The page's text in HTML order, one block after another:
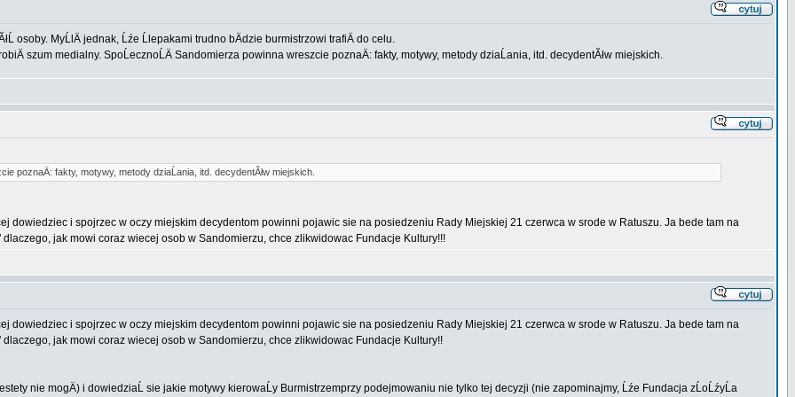
osoby. MyĹlÄ jednak, Ĺźe Ĺlepakami trudno bÄdzie burmistrzowi trafiÄ do celu.
szum medialny. SpoĹecznoĹÄ Sandomierza powinna wreszcie poznaÄ: fakty, motywy, metody dziaĹania, itd. decydentĂłw miejskich.
poznaÄ: fakty, motywy, metody dziaĹania, itd. decydentĂłw miejskich.
dowiedziec i spojrzec w oczy miejskim decydentom powinni pojawic sie na posiedzeniu Rady Miejskiej 21 czerwca w srode w Ratuszu. Ja bede tam na
jak mowi coraz wiecej osob w Sandomierzu, chce zlikwidowac Fundacje Kultury!!!
dowiedziec i spojrzec w oczy miejskim decydentom powinni pojawic sie na posiedzeniu Rady Miejskiej 21 czerwca w srode w Ratuszu. Ja bede tam na
jak mowi coraz wiecej osob w Sandomierzu, chce zlikwidowac Fundacje Kultury!!
nie mogÄ) i dowiedziaĹ sie jakie motywy kierowaĹy Burmistrzemprzy podejmowaniu nie tylko tej decyzji (nie zapominajmy, Ĺźe Fundacja zĹoĹźyĹa